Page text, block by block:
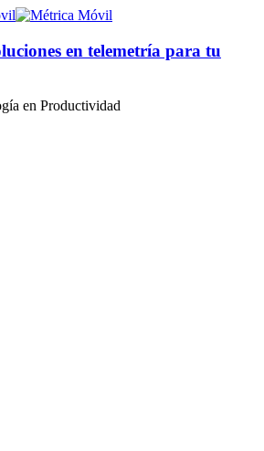
en telemetría para tu
en Productividad